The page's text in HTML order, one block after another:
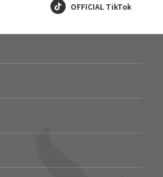
OFFICIAL TikTok